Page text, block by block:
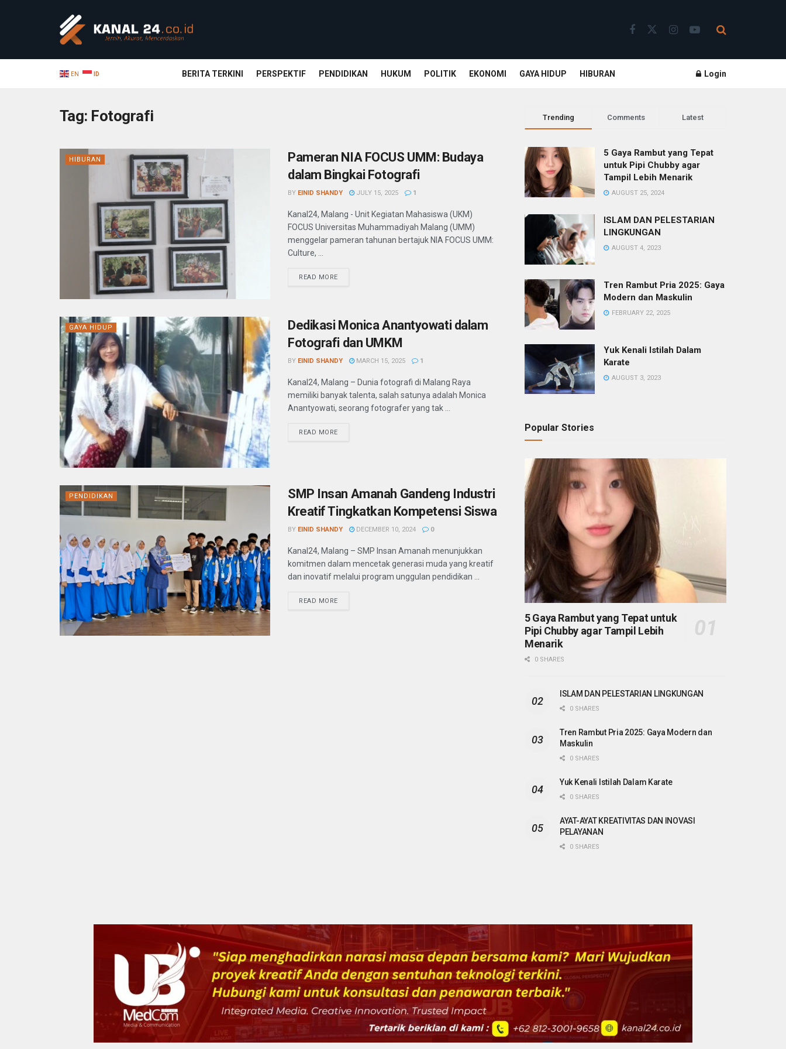
EN ID BERITA TERKINI PERSPEKTIF PENDIDIKAN HUKUM POLITIK EKONOMI GAYA HIDUP HIBURAN Login
Tag: Fotografi
HIBURAN
Pameran NIA FOCUS UMM: Budaya
dalam Bingkai Fotografi
BY EINID SHANDY JULY 15, 2025 1
Kanal24, Malang - Unit Kegiatan Mahasiswa (UKM)
FOCUS Universitas Muhammadiyah Malang (UMM)
menggelar pameran tahunan bertajuk NIA FOCUS UMM:
Culture, ...
READ MORE
GAYA HIDUP
Dedikasi Monica Anantyowati dalam
Fotografi dan UMKM
BY EINID SHANDY MARCH 15, 2025 1
Kanal24, Malang – Dunia fotografi di Malang Raya
memiliki banyak talenta, salah satunya adalah Monica
Anantyowati, seorang fotografer yang tak ...
READ MORE
PENDIDIKAN
SMP Insan Amanah Gandeng Industri
Kreatif Tingkatkan Kompetensi Siswa
BY EINID SHANDY DECEMBER 10, 2024 0
Kanal24, Malang – SMP Insan Amanah menunjukkan
komitmen dalam mencetak generasi muda yang kreatif
dan inovatif melalui program unggulan pendidikan ...
READ MORE
Trending Comments Latest
5 Gaya Rambut yang Tepat
untuk Pipi Chubby agar
Tampil Lebih Menarik
AUGUST 25, 2024
ISLAM DAN PELESTARIAN
LINGKUNGAN
AUGUST 4, 2023
Tren Rambut Pria 2025: Gaya
Modern dan Maskulin
FEBRUARY 22, 2025
Yuk Kenali Istilah Dalam
Karate
AUGUST 3, 2023
Popular Stories
5 Gaya Rambut yang Tepat untuk
Pipi Chubby agar Tampil Lebih
Menarik
0 SHARES
ISLAM DAN PELESTARIAN LINGKUNGAN
0 SHARES
Tren Rambut Pria 2025: Gaya Modern dan
Maskulin
0 SHARES
Yuk Kenali Istilah Dalam Karate
0 SHARES
AYAT-AYAT KREATIVITAS DAN INOVASI
PELAYANAN
0 SHARES